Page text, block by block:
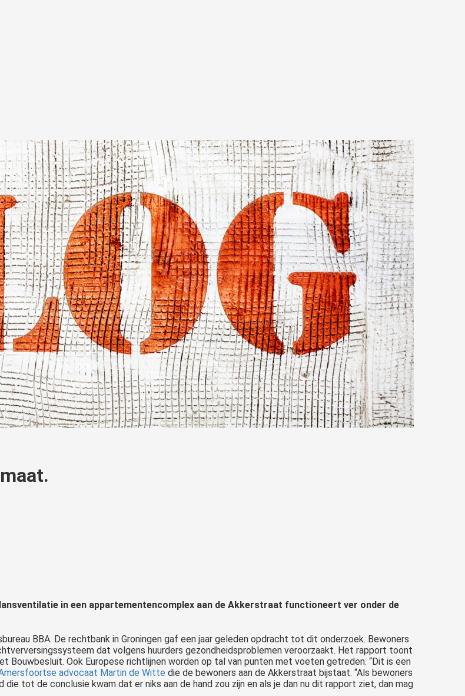
in een appartementencomplex aan de Akkerstraat functioneert ver onder de
BBA. De rechtbank in Groningen gaf een jaar geleden opdracht tot dit onderzoek. Bewoners
dat volgens huurders gezondheidsproblemen veroorzaakt. Het rapport toont
Bouwbesluit. Ook Europese richtlijnen worden op tal van punten met voeten getreden. “Dit is een
advocaat Martin de Witte die de bewoners aan de Akkerstraat bijstaat. “Als bewoners
tot de conclusie kwam dat er niks aan de hand zou zijn en als je dan nu dit rapport ziet, dan mag